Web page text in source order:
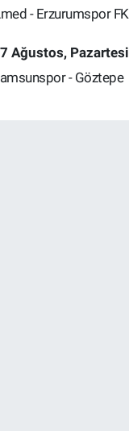
- Erzurumspor FK
Ağustos, Pazartesi
- Göztepe